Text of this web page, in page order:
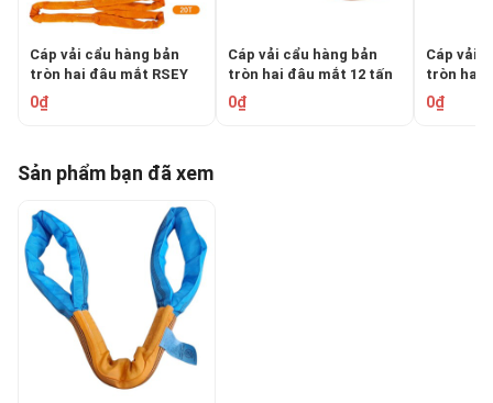
Cáp vải cẩu hàng bản
tròn hai đâu mắt RSEY
0₫
Cáp vải cẩu hàng bản
tròn hai đâu mắt 12 tấn
RS12
0₫
Cáp vải
tròn hai
RS10
0₫
Sản phẩm bạn đã xem